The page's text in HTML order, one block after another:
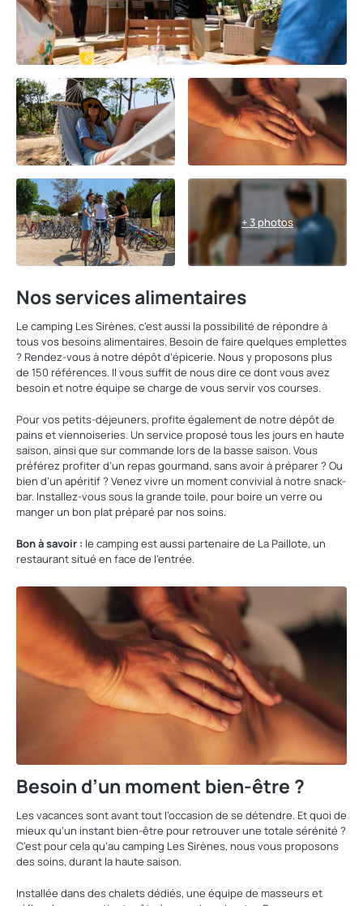
+ 3 photos
Nos services alimentaires
Le camping Les Sirènes, c’est aussi la possibilité de répondre à
tous vos besoins alimentaires. Besoin de faire quelques emplettes
? Rendez-vous à notre dépôt d’épicerie. Nous y proposons plus
de 150 références. Il vous suffit de nous dire ce dont vous avez
besoin et notre équipe se charge de vous servir vos courses.
Pour vos petits-déjeuners, profite également de notre dépôt de
pains et viennoiseries. Un service proposé tous les jours en haute
saison, ainsi que sur commande lors de la basse saison. Vous
préférez profiter d’un repas gourmand, sans avoir à préparer ? Ou
bien d’un apéritif ? Venez vivre un moment convivial à notre snack-
bar. Installez-vous sous la grande toile, pour boire un verre ou
manger un bon plat préparé par nos soins.
Bon à savoir : le camping est aussi partenaire de La Paillote, un
restaurant situé en face de l’entrée.
Besoin d’un moment bien-être ?
Les vacances sont avant tout l’occasion de se détendre. Et quoi de
mieux qu’un instant bien-être pour retrouver une totale sérénité ?
C’est pour cela qu’au camping Les Sirènes, nous vous proposons
des soins, durant la haute saison.
Installée dans des chalets dédiés, une équipe de masseurs et